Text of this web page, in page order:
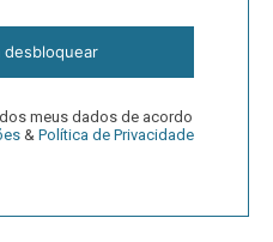
desbloquear
meus dados de acordo
& Política de Privacidade